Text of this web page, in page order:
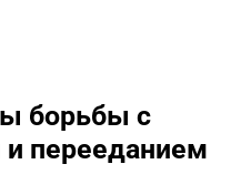
борьбы с
и перееданием